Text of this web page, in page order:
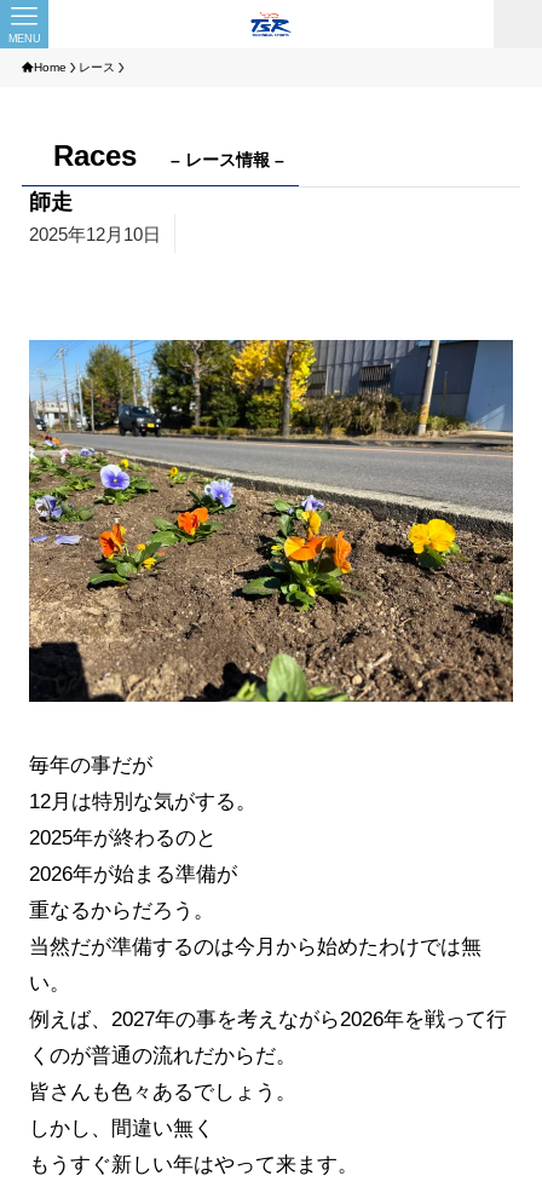
MENU
Home レース
Races – レース情報 –
師走
2025年12月10日
毎年の事だが
12月は特別な気がする。
2025年が終わるのと
2026年が始まる準備が
重なるからだろう。
当然だが準備するのは今月から始めたわけでは無
い。
例えば、2027年の事を考えながら2026年を戦って行
くのが普通の流れだからだ。
皆さんも色々あるでしょう。
しかし、間違い無く
もうすぐ新しい年はやって来ます。